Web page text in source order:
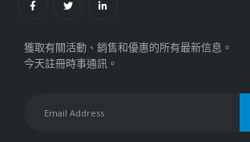
獲取有關活動、銷售和優惠的所有最新信息。
今天註冊時事通訊。